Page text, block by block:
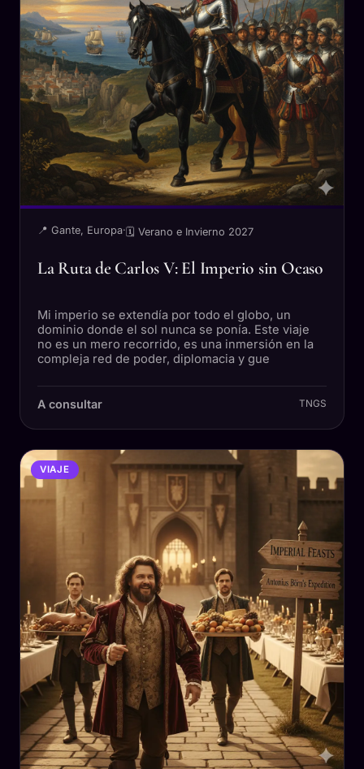
📍 Gante, Europa· 🗓 Verano e Invierno 2027
La Ruta de Carlos V: El Imperio sin Ocaso
Mi imperio se extendía por todo el globo, un
dominio donde el sol nunca se ponía. Este viaje
no es un mero recorrido, es una inmersión en la
compleja red de poder, diplomacia y gue
A consultar TNGS
VIAJE